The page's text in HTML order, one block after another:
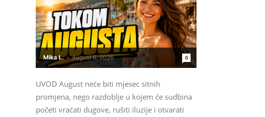
Mika L. - August 6, 2026 0
UVOD August neće biti mjesec sitnih
promjena, nego razdoblje u kojem će sudbina
početi vraćati dugove, rušiti iluzije i otvarati